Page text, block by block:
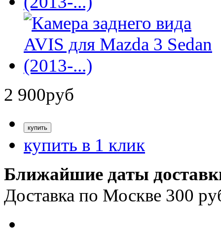
2 900руб
купить в 1 клик
Ближайшие даты
Доставка по Москве 300